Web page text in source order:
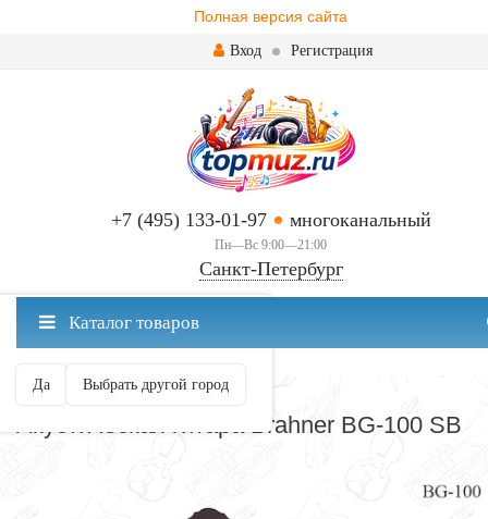
Полная версия сайта
Вход Регистрация
+7 (495) 133-01-97 многоканальный
Пн—Вс 9:00—21:00
Санкт-Петербург
Санкт-Петербург ваш город?
Да Выбрать другой город
Каталог товаров
АКУСТИЧЕСКИЕ
Акустическая гитара Brahner BG-100 SB